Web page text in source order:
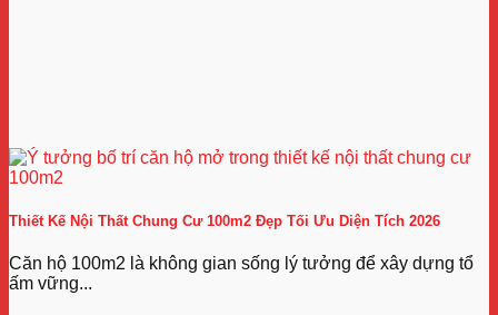
Thiết Kế Nội Thất Chung Cư 100m2 Đẹp Tối Ưu Diện Tích 2026
Căn hộ 100m2 là không gian sống lý tưởng để xây dựng tổ
ấm vững...